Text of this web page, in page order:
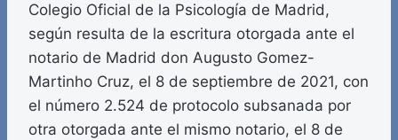
Colegio Oficial de la Psicología de Madrid,
según resulta de la escritura otorgada ante el
notario de Madrid don Augusto Gomez-
Martinho Cruz, el 8 de septiembre de 2021, con
el número 2.524 de protocolo subsanada por
otra otorgada ante el mismo notario, el 8 de